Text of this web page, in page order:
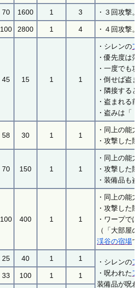
70 1600 1 3 ・３回攻
100 2800 1 4 ・４回攻
45 15 1 1
・シレンの
・優先度は
・一度で
・倒せば盗
・隣接す
・盗まれる
・盗みは「
58 30 1 1
・同上の能
・攻撃し
70 150 1 1
・同上の能
・攻撃した
・装備品
100 400 1 1
・同上の能
・攻撃した
・ワープ
（「大部
渓谷の宿場
25 40 1 1 ・シレンの
・呪われた
装備品が呪
33 100 1 1